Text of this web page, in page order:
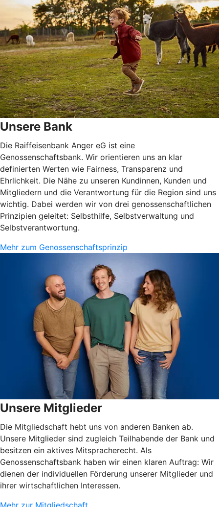
Unsere Bank
Die Raiffeisenbank Anger eG ist eine
Genossenschaftsbank. Wir orientieren uns an klar
definierten Werten wie Fairness, Transparenz und
Ehrlichkeit. Die Nähe zu unseren Kundinnen, Kunden und
Mitgliedern und die Verantwortung für die Region sind uns
wichtig. Dabei werden wir von drei genossenschaftlichen
Prinzipien geleitet: Selbsthilfe, Selbstverwaltung und
Selbstverantwortung.
Mehr zum Genossenschaftsprinzip
Unsere Mitglieder
Die Mitgliedschaft hebt uns von anderen Banken ab.
Unsere Mitglieder sind zugleich Teilhabende der Bank und
besitzen ein aktives Mitspracherecht. Als
Genossenschaftsbank haben wir einen klaren Auftrag: Wir
dienen der individuellen Förderung unserer Mitglieder und
ihrer wirtschaftlichen Interessen.
Mehr zur Mitgliedschaft